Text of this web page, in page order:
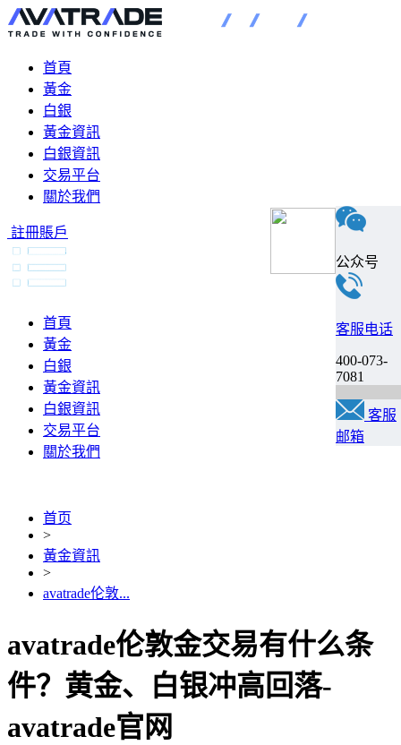
首頁
黃金
白銀
黃金資訊
白銀資訊
交易平台
關於我們
註冊賬戶
首頁
黃金
白銀
黃金資訊
白銀資訊
交易平台
關於我們
首页
>
黃金資訊
>
avatrade伦敦...
avatrade伦敦金交易有什么条
件？黄金、白银冲高回落-
avatrade官网
公众号
客服电话
400-073-
7081
客服
邮箱